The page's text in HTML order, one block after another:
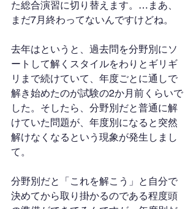
た総合演習に切り替えます。…まあ、
まだ7月終わってないんですけどね。
去年はというと、過去問を分野別にソ
ートして解くスタイルをわりとギリギ
リまで続けていて、年度ごとに通しで
解き始めたのが試験の2か月前くらいで
した。そしたら、分野別だと普通に解
けていた問題が、年度別になると突然
解けなくなるという現象が発生しまし
て。
分野別だと「これを解こう」と自分で
決めてから取り掛かるのである程度頭